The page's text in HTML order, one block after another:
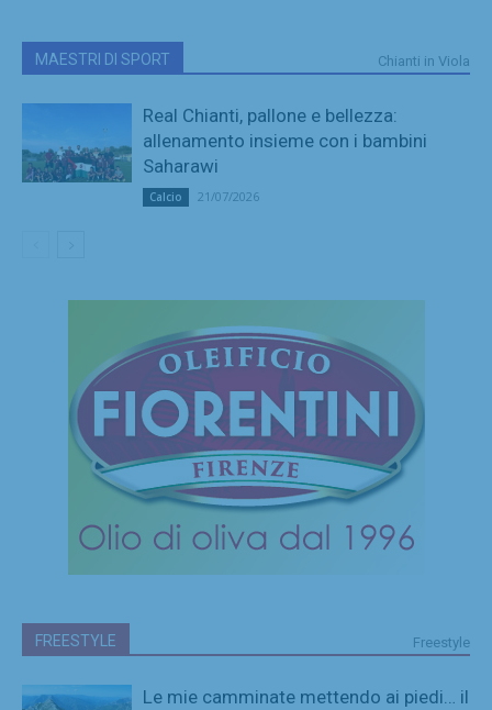
MAESTRI DI SPORT Chianti in Viola
Real Chianti, pallone e bellezza:
allenamento insieme con i bambini
Saharawi
Calcio 21/07/2026
FREESTYLE Freestyle
Le mie camminate mettendo ai piedi… il